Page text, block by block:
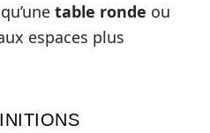
table ronde ou
espaces plus